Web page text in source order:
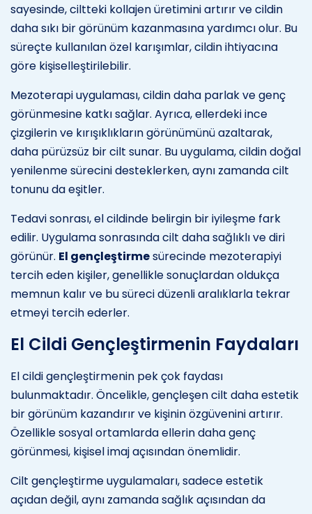
sayesinde, ciltteki kollajen üretimini artırır ve cildin
daha sıkı bir görünüm kazanmasına yardımcı olur. Bu
süreçte kullanılan özel karışımlar, cildin ihtiyacına
göre kişiselleştirilebilir.
Mezoterapi uygulaması, cildin daha parlak ve genç
görünmesine katkı sağlar. Ayrıca, ellerdeki ince
çizgilerin ve kırışıklıkların görünümünü azaltarak,
daha pürüzsüz bir cilt sunar. Bu uygulama, cildin doğal
yenilenme sürecini desteklerken, aynı zamanda cilt
tonunu da eşitler.
Tedavi sonrası, el cildinde belirgin bir iyileşme fark
edilir. Uygulama sonrasında cilt daha sağlıklı ve diri
görünür. El gençleştirmesürecinde mezoterapiyi
tercih eden kişiler, genellikle sonuçlardan oldukça
memnun kalır ve bu süreci düzenli aralıklarla tekrar
etmeyi tercih ederler.
El Cildi Gençleştirmenin Faydaları
El cildi gençleştirmenin pek çok faydası
bulunmaktadır. Öncelikle, gençleşen cilt daha estetik
bir görünüm kazandırır ve kişinin özgüvenini artırır.
Özellikle sosyal ortamlarda ellerin daha genç
görünmesi, kişisel imaj açısından önemlidir.
Cilt gençleştirme uygulamaları, sadece estetik
açıdan değil, aynı zamanda sağlık açısından da